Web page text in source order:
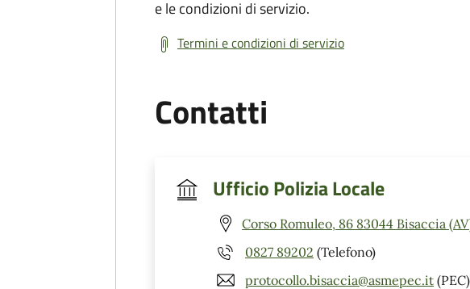
e le condizioni di servizio.
Termini e condizioni di servizio
Contatti
Ufficio Polizia Locale
Corso Romuleo, 86 83044 Bisaccia
0827 89202 (Telefono)
protocollo.bisaccia@asmepec.it (PEC)